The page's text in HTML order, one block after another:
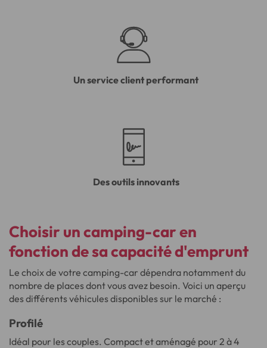
Un service client performant
Des outils innovants
Choisir un camping-caren
fonction de sa capacité d'emprunt
Le choix de votre camping-car dépendra notamment du
nombre de places dont vous avez besoin. Voici un aperçu
des différents véhicules disponibles sur le marché :
Profilé
Idéal pour les couples. Compact et aménagé pour 2 à 4